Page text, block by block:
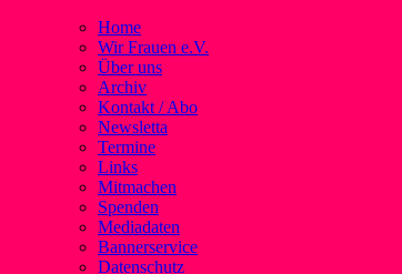
Home
Wir Frauen e.V.
Über uns
Archiv
Kontakt / Abo
Newsletta
Termine
Links
Mitmachen
Spenden
Mediadaten
Bannerservice
Datenschutz